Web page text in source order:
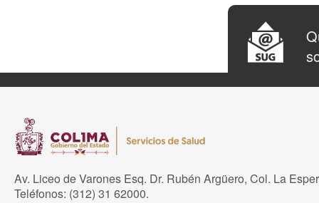
Av. Liceo de Varones Esq. Dr. Rubén Argüero, Col. La
Teléfonos: (312) 31 62000.